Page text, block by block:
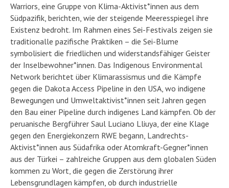
Warriors, eine Gruppe von Klima-Aktivist*innen aus dem
Südpazifik, berichten, wie der steigende Meeresspiegel ihre
Existenz bedroht. Im Rahmen eines Sei-Festivals zeigen sie
traditionalle pazifische Praktiken – die Sei-Blume
symbolisiert die friedlichen und widerstandsfähiger Geister
der Inselbewohner*innen. Das Indigenous Environmental
Network berichtet über Klimarassismus und die Kämpfe
gegen die Dakota Access Pipeline in den USA, wo indigene
Bewegungen und Umweltaktivist*innen seit Jahren gegen
den Bau einer Pipeline durch indigenes Land kämpfen. Ob der
peruanische Bergführer Saul Luciano Lliuya, der eine Klage
gegen den Energiekonzern RWE begann, Landrechts-
Aktivist*innen aus Südafrika oder Atomkraft-Gegner*innen
aus der Türkei – zahlreiche Gruppen aus dem globalen Süden
kommen zu Wort, die gegen die Zerstörung ihrer
Lebensgrundlagen kämpfen, ob durch industrielle